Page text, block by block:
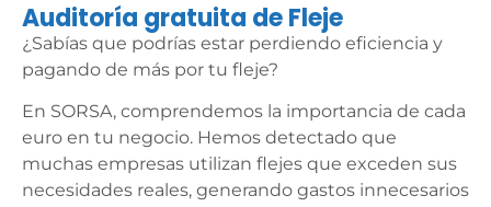
Auditoría gratuita de Fleje
¿Sabías que podrías estar perdiendo eficiencia y
pagando de más por tu fleje?
En SORSA, comprendemos la importancia de cada
euro en tu negocio. Hemos detectado que
muchas empresas utilizan flejes que exceden sus
necesidades reales, generando gastos innecesarios